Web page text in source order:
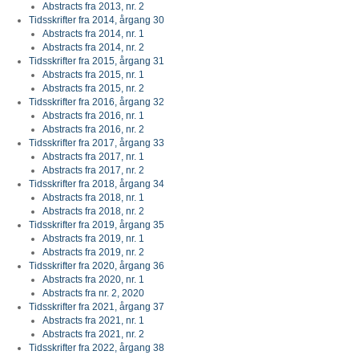
Abstracts fra 2013, nr. 2
Tidsskrifter fra 2014, årgang 30
Abstracts fra 2014, nr. 1
Abstracts fra 2014, nr. 2
Tidsskrifter fra 2015, årgang 31
Abstracts fra 2015, nr. 1
Abstracts fra 2015, nr. 2
Tidsskrifter fra 2016, årgang 32
Abstracts fra 2016, nr. 1
Abstracts fra 2016, nr. 2
Tidsskrifter fra 2017, årgang 33
Abstracts fra 2017, nr. 1
Abstracts fra 2017, nr. 2
Tidsskrifter fra 2018, årgang 34
Abstracts fra 2018, nr. 1
Abstracts fra 2018, nr. 2
Tidsskrifter fra 2019, årgang 35
Abstracts fra 2019, nr. 1
Abstracts fra 2019, nr. 2
Tidsskrifter fra 2020, årgang 36
Abstracts fra 2020, nr. 1
Abstracts fra nr. 2, 2020
Tidsskrifter fra 2021, årgang 37
Abstracts fra 2021, nr. 1
Abstracts fra 2021, nr. 2
Tidsskrifter fra 2022, årgang 38